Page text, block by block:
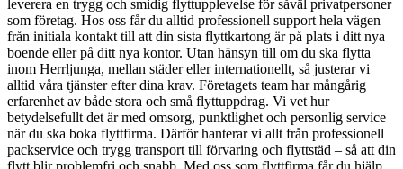
leverera en trygg och smidig flyttupplevelse för såväl privatpersoner
som företag. Hos oss får du alltid professionell support hela vägen –
från initiala kontakt till att din sista flyttkartong är på plats i ditt nya
boende eller på ditt nya kontor. Utan hänsyn till om du ska flytta
inom Herrljunga, mellan städer eller internationellt, så justerar vi
alltid våra tjänster efter dina krav. Företagets team har mångårig
erfarenhet av både stora och små flyttuppdrag. Vi vet hur
betydelsefullt det är med omsorg, punktlighet och personlig service
när du ska boka flyttfirma. Därför hanterar vi allt från professionell
packservice och trygg transport till förvaring och flyttstäd – så att din
flytt blir problemfri och snabb. Med oss som flyttfirma får du hjälp